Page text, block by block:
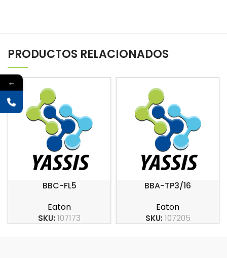
PRODUCTOS RELACIONADOS
BBC-FL5
Eaton
SKU:107173
BBA-TP3/16
Eaton
SKU:107205
←